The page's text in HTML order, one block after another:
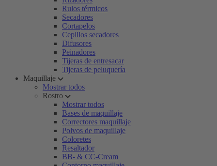
Rulos térmicos
Secadores
Cortapelos
Cepillos secadores
Difusores
Peinadores
Tijeras de entresacar
Tijeras de peluquería
Maquillaje
Mostrar todos
Rostro
Mostrar todos
Bases de maquillaje
Correctores maquillaje
Polvos de maquillaje
Coloretes
Resaltador
BB- & CC-Cream